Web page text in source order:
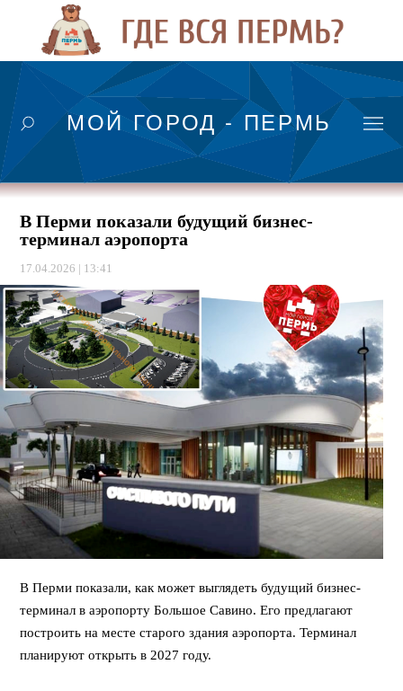
МОЙ ГОРОД - ПЕРМЬ
В Перми показали будущий бизнес-
терминал аэропорта
17.04.2026 | 13:41
В Перми показали, как может выглядеть будущий бизнес-
терминал в аэропорту Большое Савино. Его предлагают
построить на месте старого здания аэропорта. Терминал
планируют открыть в 2027 году.